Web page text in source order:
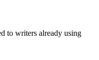
to writers already using